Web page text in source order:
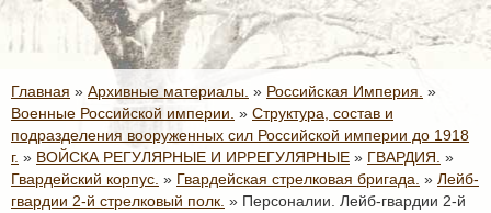
Главная » Архивные материалы. » Российская Империя. »
Военные Российской империи. » Структура, состав и
подразделения вооруженных сил Российской империи до 1918
г. » ВОЙСКА РЕГУЛЯРНЫЕ И ИРРЕГУЛЯРНЫЕ » ГВАРДИЯ. »
Гвардейский корпус. » Гвардейская стрелковая бригада. » Лейб-
гвардии 2-й стрелковый полк. » Персоналии. Лейб-гвардии 2-й